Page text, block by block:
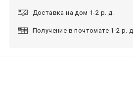
Доставка на дом 1-2 р. д.
Получение в почтомате 1-2 р. д.